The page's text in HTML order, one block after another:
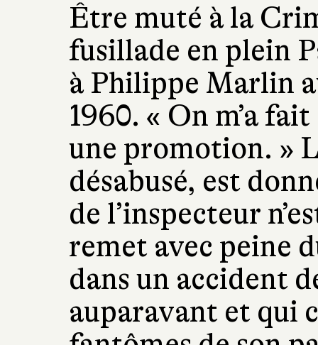
Être muté à la
fusillade en plein
à Philippe Marlin
1960. « On m’a
une promotion. »
désabusé, est
de l’inspecteur
remet avec peine
dans un accident
auparavant et qui